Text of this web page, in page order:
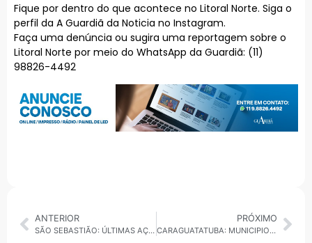
Fique por dentro do que acontece no Litoral Norte. Siga o
perfil da A Guardiã da Noticia no Instagram.
Faça uma denúncia ou sugira uma reportagem sobre o
Litoral Norte por meio do WhatsApp da Guardiã: (11)
98826-4492
ANTERIOR
SÃO SEBASTIÃO: ÚLTIMAS AÇÕES DO JULHO AMARELO PROMOVEM TESTATGEM DE DOENÇAS INFECTOCONTAGIOSAS
PRÓXIMO
CARAGUATATUBA: MUNICIPIO ENTRA EM ALERTA COM INFESTAÇÃO DE AEDES AEGYPTI